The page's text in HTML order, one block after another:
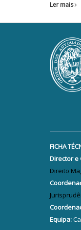
Ler mais
FICHA
Director e
Direito
Equipa: